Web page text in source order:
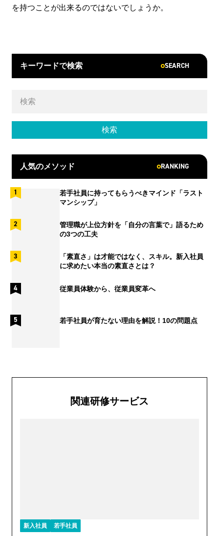
を持つことが出来るのではないでしょうか。
キーワードで検索 SEARCH
人気のメソッド RANKING
若手社員に持ってもらうべきマインド「ラスト
マンシップ」
管理職が上位方針を「自分の言葉で」語るため
の3つの工夫
「素直さ」は才能ではなく、スキル。新入社員
に求めたい本当の素直さとは？
従業員体験から、従業員変革へ
若手社員が育たない理由を解説！10の問題点
関連研修サービス
新入社員 若手社員